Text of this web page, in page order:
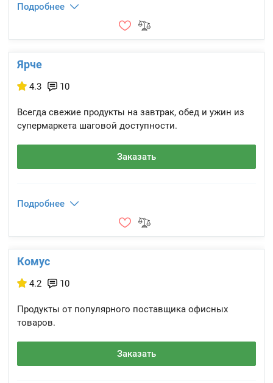
Подробнее
Ярче
4.3 10
Всегда свежие продукты на завтрак, обед и ужин из
супермаркета шаговой доступности.
Заказать
Подробнее
Комус
4.2 10
Продукты от популярного поставщика офисных
товаров.
Заказать